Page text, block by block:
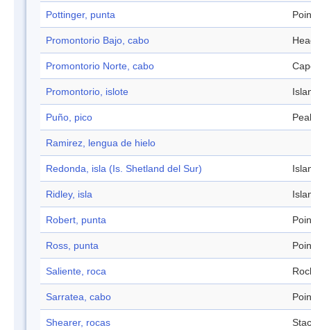
Pottinger, punta
Promontorio Bajo, cabo
Promontorio Norte, cabo
Promontorio, islote
Puño, pico
Ramirez, lengua de hielo
Redonda, isla (Is. Shetland del Sur)
Ridley, isla
Robert, punta
Ross, punta
Saliente, roca
Sarratea, cabo
Shearer, rocas